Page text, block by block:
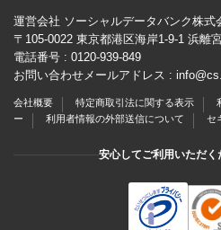
運営会社 ソーシャルデータバンク株式
〒105-0022 東京都港区海岸1-9-1 浜離
電話番号 : 0120-939-849
お問い合わせメールアドレス :
会社概要 特定商取引法に関する表示
ー
利用者情報の外部送信について セ
安心してご利用いただ